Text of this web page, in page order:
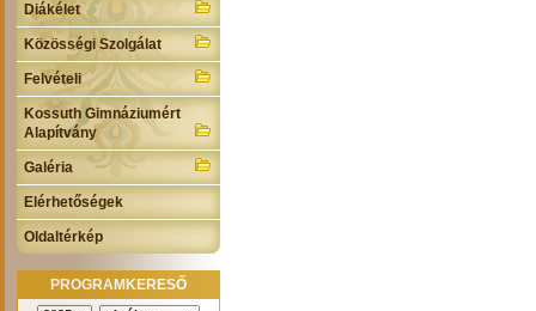
Diákélet
Közösségi Szolgálat
Felvételi
Kossuth Gimnáziumért
Alapítvány
Galéria
Elérhetőségek
Oldaltérkép
PROGRAMKERESŐ